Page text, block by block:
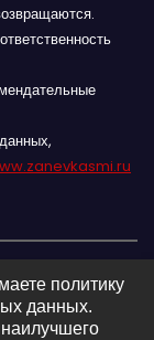
политику
данных.